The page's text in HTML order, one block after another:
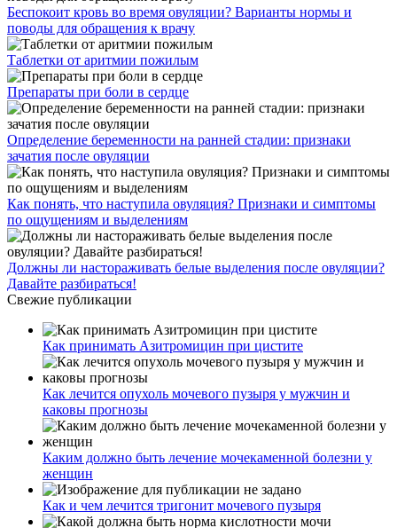
Беспокоит кровь во время овуляции? Варианты нормы и
поводы для обращения к врачу
Таблетки от аритмии пожилым
Препараты при боли в сердце
Определение беременности на ранней стадии: признаки
зачатия после овуляции
Как понять, что наступила овуляция? Признаки и симптомы
по ощущениям и выделениям
Должны ли настораживать белые выделения после овуляции?
Давайте разбираться!
Свежие публикации
Как принимать Азитромицин при цистите
Как лечится опухоль мочевого пузыря у мужчин и
каковы прогнозы
Каким должно быть лечение мочекаменной болезни у
женщин
Как и чем лечится тригонит мочевого пузыря